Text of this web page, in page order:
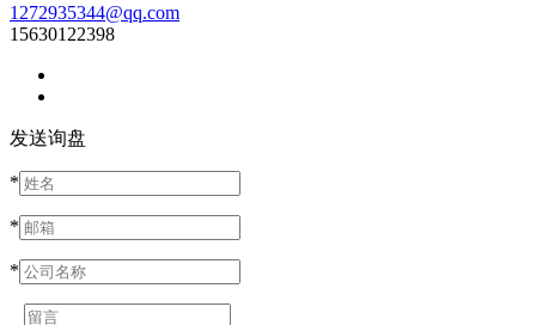
1272935344@qq.com
15630122398
发送询盘
*
*
*